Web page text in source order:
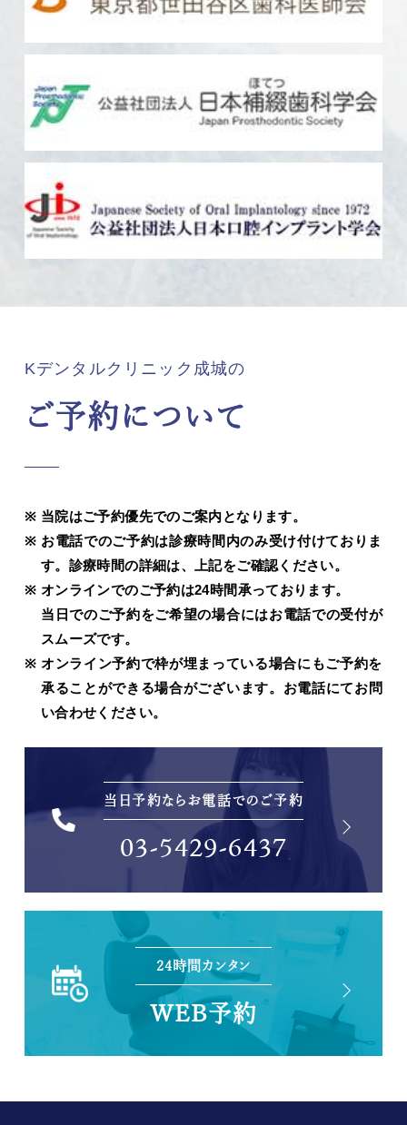
Kデンタルクリニック成城の
ご予約について
当院はご予約優先でのご案内となります。
お電話でのご予約は診療時間内のみ受け付けておりま
す。診療時間の詳細は、上記をご確認ください。
オンラインでのご予約は24時間承っております。
当日でのご予約をご希望の場合にはお電話での受付が
スムーズです。
オンライン予約で枠が埋まっている場合にもご予約を
承ることができる場合がございます。お電話にてお問
い合わせください。
当日予約ならお電話でのご予約
03-5429-6437
24時間カンタン
WEB予約